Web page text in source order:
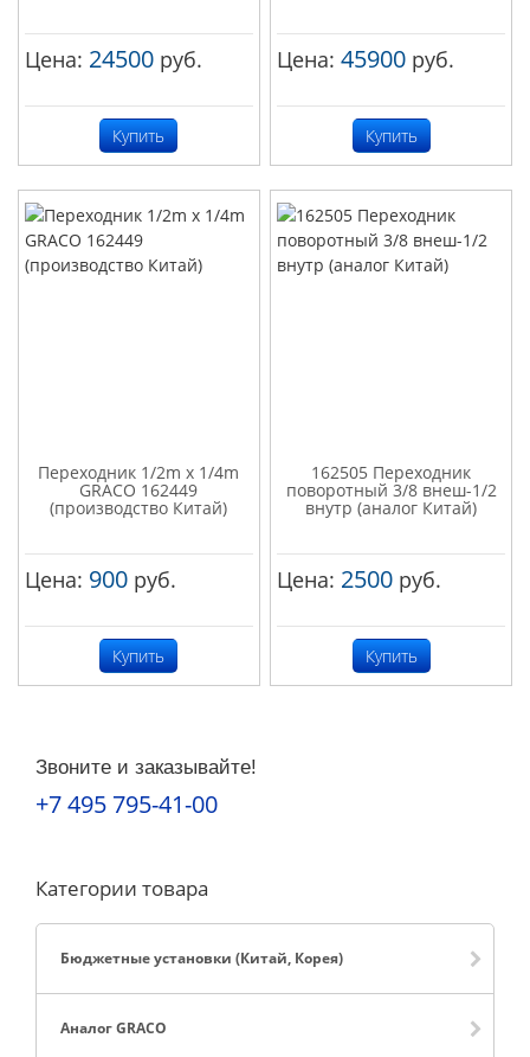
Звоните и заказывайте!
+7 495 795-41-00
Категории товара
Бюджетные установки (Китай, Корея)
Аналог GRACO
Цена: 24500 руб.
Купить
Цена:45900 руб.
Купить
Переходник 1/2m x 1/4m
GRACO 162449
(производство Китай)
Цена: 900 руб.
Купить
162505 Переходник
поворотный 3/8 внеш-1/2
внутр (аналог Китай)
Цена: 2500 руб.
Купить